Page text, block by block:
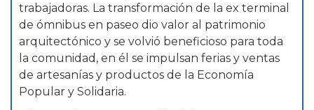
trabajadoras. La transformación de la ex terminal
de ómnibus en paseo dio valor al patrimonio
arquitectónico y se volvió beneficioso para toda
la comunidad, en él se impulsan ferias y ventas
de artesanías y productos de la Economía
Popular y Solidaria.